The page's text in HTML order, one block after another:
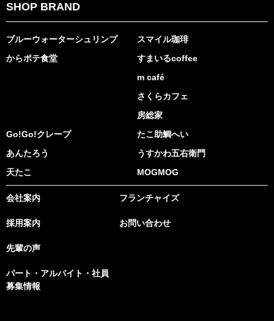
SHOP BRAND
ブルーウォーターシュリンプ
からポテ食堂
スマイル珈琲
すまいるcoffee
m café
さくらカフェ
房総家
Go!Go!クレープ
たこ助鯛へい
あんたろう
うすかわ五右衛門
天たこ
MOGMOG
会社案内
採用案内
先輩の声
パート・アルバイト・社員
募集情報
フランチャイズ
お問い合わせ